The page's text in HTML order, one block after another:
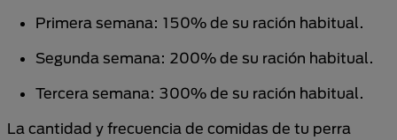
Primera semana: 150% de su ración habitual.
Segunda semana: 200% de su ración habitual.
Tercera semana: 300% de su ración habitual.
La cantidad y frecuencia de comidas de tu perra